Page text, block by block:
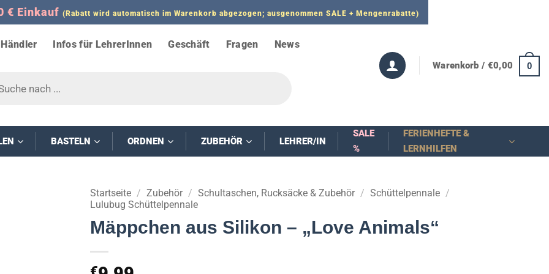
€ Einkauf (Rabatt wird automatisch im Warenkorb abgezogen; ausgenommen SALE + Mengenrabatte)
Händler Infos für LehrerInnen Geschäft Fragen News
Warenkorb / €0,00 0
BASTELN ORDNEN ZUBEHÖR LEHRER/IN
SALE
%
FERIENHEFTE &
LERNHILFEN
Startseite / Zubehör / Schultaschen, Rucksäcke & Zubehör / Schüttelpennale /
Lulubug Schüttelpennale
Mäppchen aus Silikon – „Love Animals“